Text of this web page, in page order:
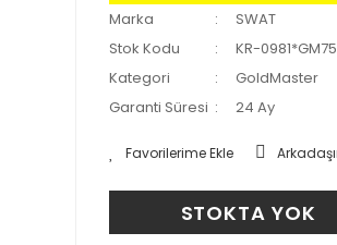
Marka
SWAT
Stok Kodu
KR-
Kategori
GoldMaster
Garanti Süresi
24 Ay
STOKTA YOK